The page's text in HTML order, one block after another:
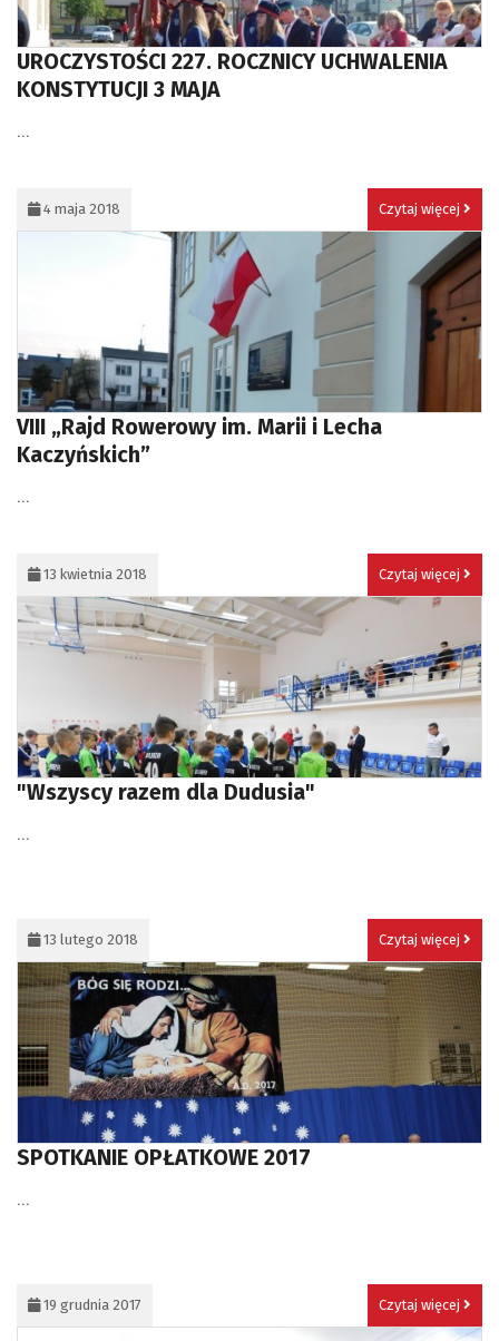
UROCZYSTOŚCI 227. ROCZNICY UCHWALENIA
KONSTYTUCJI 3 MAJA
...
4 maja 2018 Czytaj więcej
VIII „Rajd Rowerowy im. Marii i Lecha
Kaczyńskich”
...
13 kwietnia 2018 Czytaj więcej
"Wszyscy razem dla Dudusia"
...
13 lutego 2018 Czytaj więcej
SPOTKANIE OPŁATKOWE 2017
...
19 grudnia 2017 Czytaj więcej